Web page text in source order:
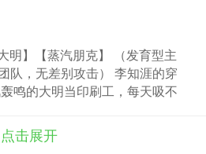
明】【蒸汽朋克】 （发育型主
队，无差别攻击） 李知涯的穿
鸣的大明当印刷工，每天吸不
！” 那从太平间臭水瓮捞出的锈
卦象的蒸汽朋克CPU？ 为活
点击展开